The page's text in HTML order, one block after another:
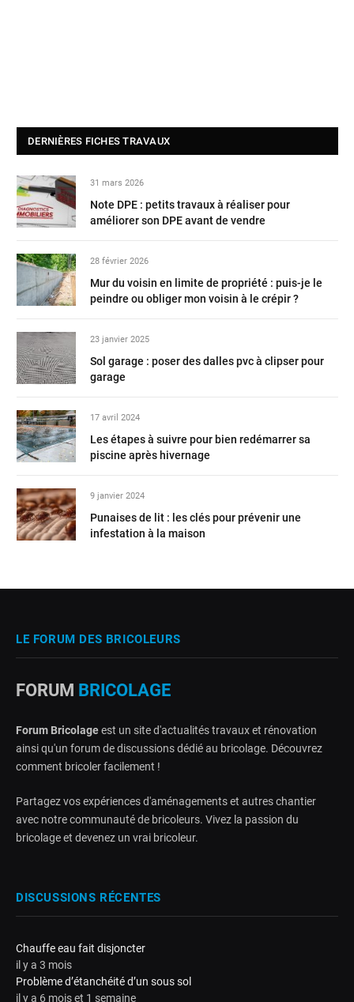
DERNIÈRES FICHES TRAVAUX
31 mars 2026
Note DPE : petits travaux à réaliser pour
améliorer son DPE avant de vendre
28 février 2026
Mur du voisin en limite de propriété : puis-je le
peindre ou obliger mon voisin à le crépir ?
23 janvier 2025
Sol garage : poser des dalles pvc à clipser pour
garage
17 avril 2024
Les étapes à suivre pour bien redémarrer sa
piscine après hivernage
9 janvier 2024
Punaises de lit : les clés pour prévenir une
infestation à la maison
LE FORUM DES BRICOLEURS
FORUM BRICOLAGE
Forum Bricolageest un site d'actualités travaux et rénovation
ainsi qu'un forum de discussions dédié au bricolage. Découvrez
comment bricoler facilement !
Partagez vos expériences d'aménagements et autres chantier
avec notre communauté de bricoleurs. Vivez la passion du
bricolage et devenez un vrai bricoleur.
DISCUSSIONS RÉCENTES
Chauffe eau fait disjoncter
il y a 3 mois
Problème d’étanchéité d’un sous sol
il y a 6 mois et 1 semaine